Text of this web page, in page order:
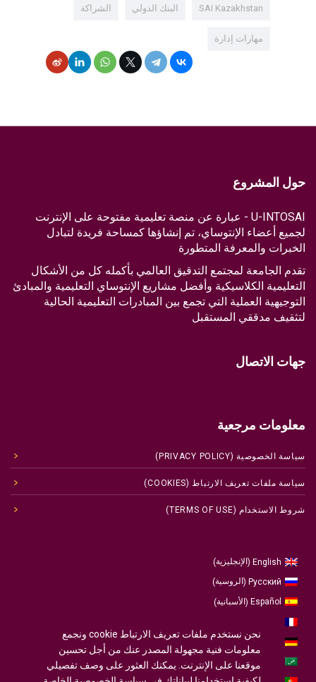
SAI Kazakhstan البنك الدولي الشراكة
مهارات إدارة
حول المشروع
U-INTOSAI - عبارة عن منصة تعليمية مفتوحة على الإنترنت
لجميع أعضاء الإنتوساي، تم إنشاؤها كمساحة فريدة لتبادل
الخبرات والمعرفة المتطورة
تقدم الجامعة لمجتمع التدقيق العالمي بأكمله كل من الأشكال
التعليمية الكلاسيكية وأفضل مشاريع الإنتوساي التعليمية والمبادئ
التوجيهية العملية التي تجمع بين المبادرات التعليمية الحالية
لتثقيف مدققي المستقبل
جهات الاتصال
معلومات مرجعية
سياسة الخصوصية (PRIVACY POLICY)
سياسة ملفات تعريف الارتباط (COOKIES)
شروط الاستخدام (TERMS OF USE)
English
(الإنجليزية)
Русский
(الروسية)
Español
(الأسبانية)
Deutsch
( الألمانية
نحن نستخدم ملفات تعريف الارتباط cookie ونجمع
معلومات فنية مجهولة المصدر عنك من أجل تحسين
موقعنا على الإنترنت. يمكنك العثور على وصف تفصيلي